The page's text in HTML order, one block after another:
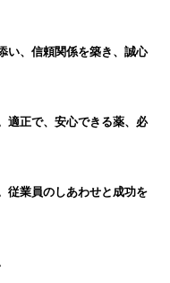
い、信頼関係を築き、誠心
適正で、安心できる薬、必
従業員のしあわせと成功を